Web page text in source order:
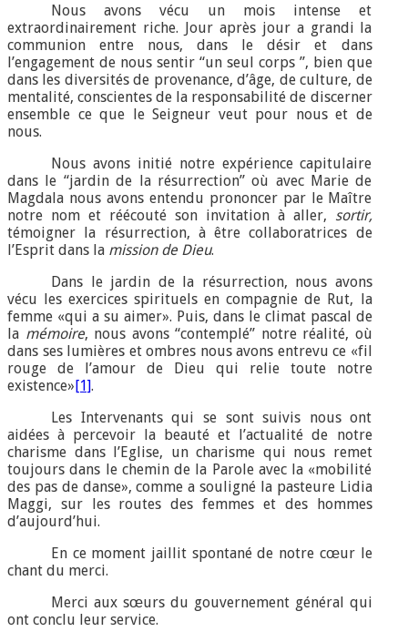
Nous avons vécu un mois intense et
extraordinairement riche. Jour après jour a grandi la
communion entre nous, dans le désir et dans
l’engagement de nous sentir “un seul corps ”, bien que
dans les diversités de provenance, d’âge, de culture, de
mentalité, conscientes de la responsabilité de discerner
ensemble ce que le Seigneur veut pour nous et de
nous.
Nous avons initié notre expérience capitulaire
dans le “jardin de la résurrection” où avec Marie de
Magdala nous avons entendu prononcer par le Maître
notre nom et réécouté son invitation à aller, sortir,
témoigner la résurrection, à être collaboratrices de
l’Esprit dans la mission de Dieu.
Dans le jardin de la résurrection, nous avons
vécu les exercices spirituels en compagnie de Rut, la
femme «qui a su aimer». Puis, dans le climat pascal de
la mémoire, nous avons “contemplé” notre réalité, où
dans ses lumières et ombres nous avons entrevu ce «fil
rouge de l’amour de Dieu qui relie toute notre
existence»[1].
Les Intervenants qui se sont suivis nous ont
aidées à percevoir la beauté et l’actualité de notre
charisme dans l’Eglise, un charisme qui nous remet
toujours dans le chemin de la Parole avec la «mobilité
des pas de danse», comme a souligné la pasteure Lidia
Maggi, sur les routes des femmes et des hommes
d’aujourd’hui.
En ce moment jaillit spontané de notre cœur le
chant du merci.
Merci aux sœurs du gouvernement général qui
ont conclu leur service.